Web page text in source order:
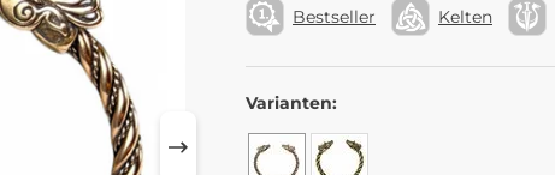
Bestseller Kelten
Varianten: